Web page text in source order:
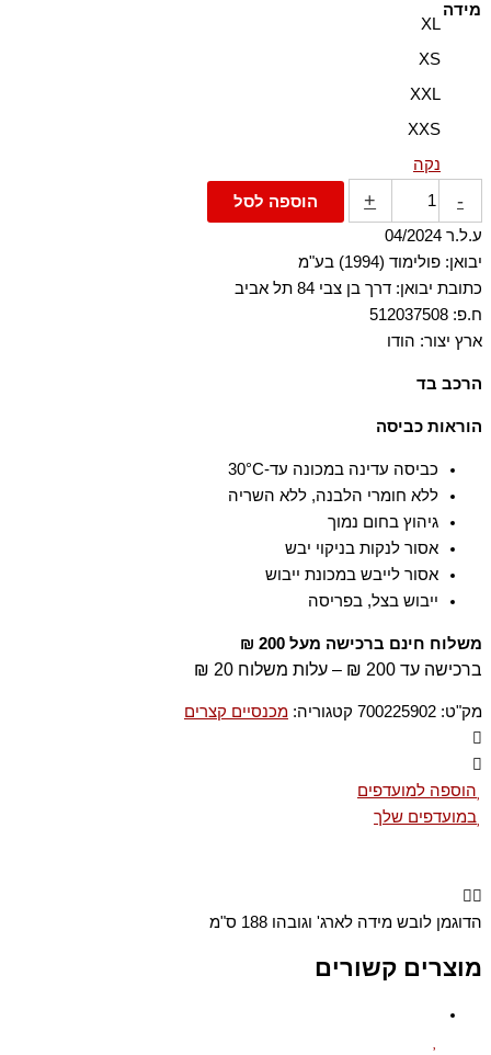
מידה
XL
XS
XXL
XXS
נקה
-
+
הוספה לסל
ע.ל.ר 04/2024
יבואן: פולימוד (1994) בע"מ
כתובת יבואן: דרך בן צבי 84 תל אביב
ח.פ: 512037508
ארץ יצור: הודו
הרכב בד
הוראות כביסה
כביסה עדינה במכונה עד-30°C
ללא חומרי הלבנה, ללא השריה
גיהוץ בחום נמוך
אסור לנקות בניקוי יבש
אסור לייבש במכונת ייבוש
ייבוש בצל, בפריסה
משלוח חינם ברכישה מעל 200 ₪
ברכישה עד 200 ₪ – עלות משלוח 20 ₪
מק"ט: 700225902 קטגוריה: מכנסיים קצרים
הוספה למועדפים
במועדפים שלך
הדוגמן לובש מידה לארג' וגובהו 188 ס"מ
מוצרים קשורים